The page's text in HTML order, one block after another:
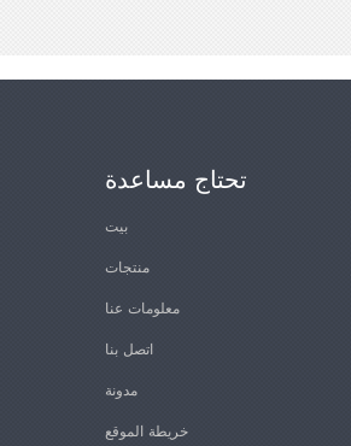
تحتاج مساعدة
بيت
منتجات
معلومات عنا
اتصل بنا
مدونة
خريطة الموقع